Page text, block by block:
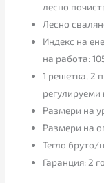
лесно
Лесно
Индекс на
на работа:
1 решетка, 2
регулируеми
Размери на
Размери на
Тегло бруто/
Гаранция: 2